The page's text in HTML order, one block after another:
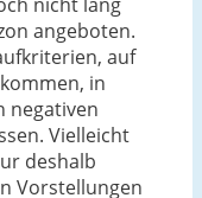
angeboten.
auf
in
negativen
Vielleicht
deshalb
Vorstellungen